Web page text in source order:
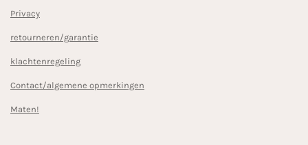
Privacy
retourneren/garantie
klachtenregeling
Contact/algemene opmerkingen
Maten!